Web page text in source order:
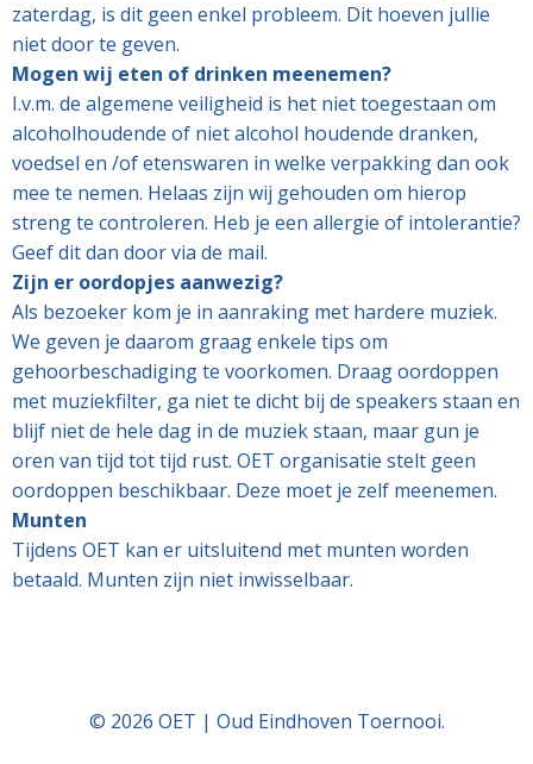
zaterdag, is dit geen enkel probleem. Dit hoeven jullie
niet door te geven.
Mogen wij eten of drinken meenemen?
I.v.m. de algemene veiligheid is het niet toegestaan om
alcoholhoudende of niet alcohol houdende dranken,
voedsel en /of etenswaren in welke verpakking dan ook
mee te nemen. Helaas zijn wij gehouden om hierop
streng te controleren. Heb je een allergie of intolerantie?
Geef dit dan door via de mail.
Zijn er oordopjes aanwezig?
Als bezoeker kom je in aanraking met hardere muziek.
We geven je daarom graag enkele tips om
gehoorbeschadiging te voorkomen. Draag oordoppen
met muziekfilter, ga niet te dicht bij de speakers staan en
blijf niet de hele dag in de muziek staan, maar gun je
oren van tijd tot tijd rust. OET organisatie stelt geen
oordoppen beschikbaar. Deze moet je zelf meenemen.
Munten
Tijdens OET kan er uitsluitend met munten worden
betaald. Munten zijn niet inwisselbaar.
© 2026 OET | Oud Eindhoven Toernooi.